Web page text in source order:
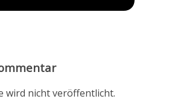
wird nicht veröffentlicht.